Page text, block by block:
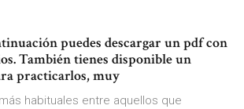
puedes descargar un pdf con
También tienes disponible un
practicarlos, muy
habituales entre aquellos que